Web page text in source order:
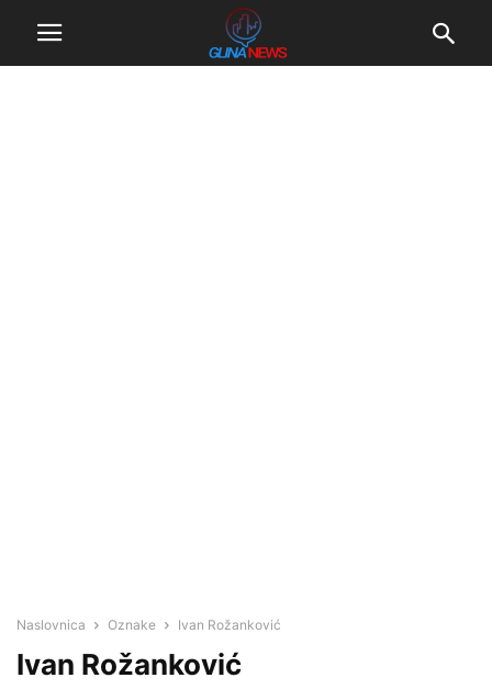
Naslovnica Oznake Ivan Rožanković
Ivan Rožanković